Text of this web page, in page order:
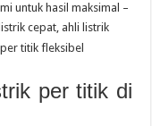
untuk hasil maksimal –
cepat, ahli listrik
titik fleksibel
per titik di